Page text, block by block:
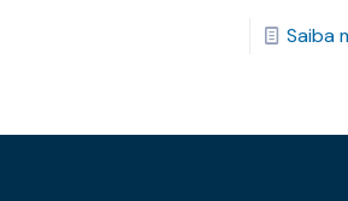
Saiba